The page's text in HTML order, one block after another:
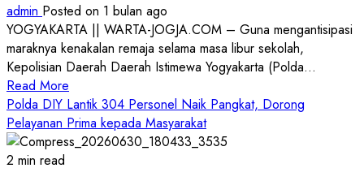
Layanan
Kesehatan
Gratis
bagi
228
Warga
Sosromenduran
admin Posted on 1 bulan ago
YOGYAKARTA || WARTA-JOGJA.COM – Guna mengantisipasi
maraknya kenakalan remaja selama masa libur sekolah,
Kepolisian Daerah Daerah Istimewa Yogyakarta (Polda...
Read More
more
about
Polda
Polda DIY Lantik 304 Personel Naik Pangkat, Dorong
Pelayanan Prima kepada Masyarakat
2 min read